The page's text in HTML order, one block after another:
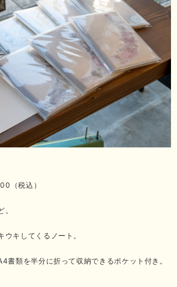
税込）
キしてくるノート。
書類を半分に折って収納できるポケット付き。